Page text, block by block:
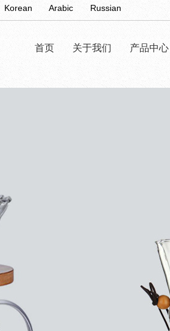
Korean Arabic Russian
首页 关于我们 产品中心